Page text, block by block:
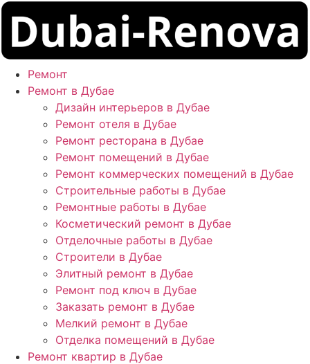
Ремонт
Ремонт в Дубае
Дизайн интерьеров в Дубае
Ремонт отеля в Дубае
Ремонт ресторана в Дубае
Ремонт помещений в Дубае
Ремонт коммерческих помещений в Дубае
Строительные работы в Дубае
Ремонтные работы в Дубае
Косметический ремонт в Дубае
Отделочные работы в Дубае
Строители в Дубае
Элитный ремонт в Дубае
Ремонт под ключ в Дубае
Заказать ремонт в Дубае
Мелкий ремонт в Дубае
Отделка помещений в Дубае
Ремонт квартир в Дубае